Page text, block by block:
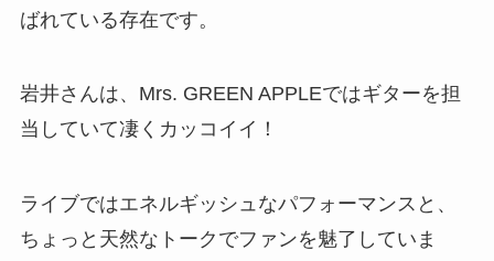
ばれている存在です。
岩井さんは、Mrs. GREEN APPLEではギターを担
当していて凄くカッコイイ！
ライブではエネルギッシュなパフォーマンスと、
ちょっと天然なトークでファンを魅了していま